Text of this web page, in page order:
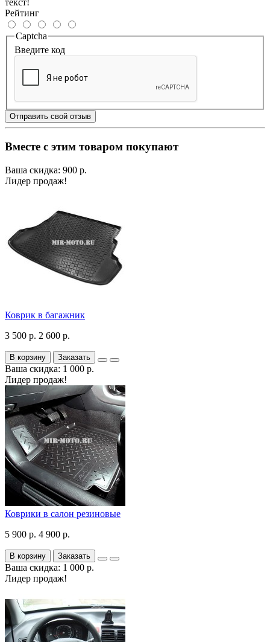
Рейтинг
Captcha
Введите код
Отправить свой отзыв
Вместе с этим товаром покупают
Ваша скидка: 900 р.
Лидер продаж!
Коврик в багажник
3 500 р. 2 600 р.
В корзину Заказать
Ваша скидка: 1 000 р.
Лидер продаж!
Коврики в салон резиновые
5 900 р. 4 900 р.
В корзину Заказать
Ваша скидка: 1 000 р.
Лидер продаж!